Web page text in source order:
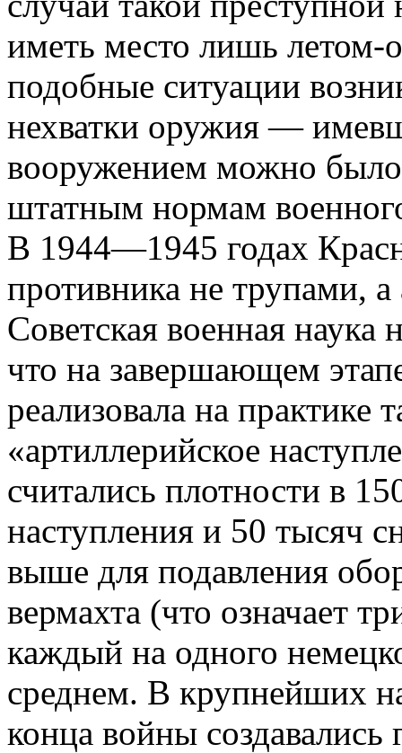
иметь место лишь летом-
подобные ситуации
нехватки оружия —
вооружением можно
штатным нормам
В 1944—1945 годах
противника не трупами,
Советская военная наука
что на завершающем
реализовала на практике
«артиллерийское
считались плотности в
наступления и 50 тысяч
выше для подавления
вермахта (что означает
каждый на одного
среднем. В крупнейших
конца войны